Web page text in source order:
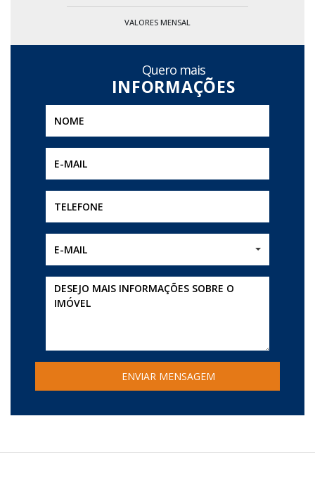
VALORES MENSAL
Quero mais
E-MAIL